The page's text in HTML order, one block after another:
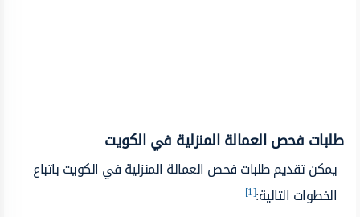
طلبات فحص العمالة المنزلية في الكويت
يمكن تقديم طلبات فحص العمالة المنزلية في الكويت باتباع
الخطوات التالية:[1]